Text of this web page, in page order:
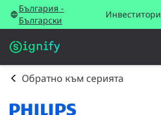
България -
Български
Инвеститори
Обратно към серията